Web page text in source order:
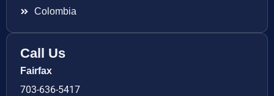
Colombia
Call Us
Fairfax
703-636-5417